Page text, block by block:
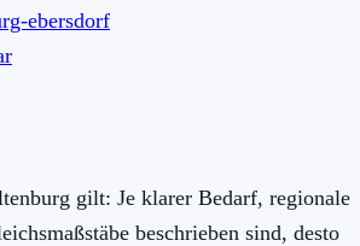
ebersdorf
gilt: Je klarer Bedarf, regionale
beschrieben sind, desto